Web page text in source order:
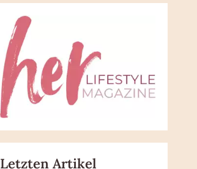
Letzten Artikel